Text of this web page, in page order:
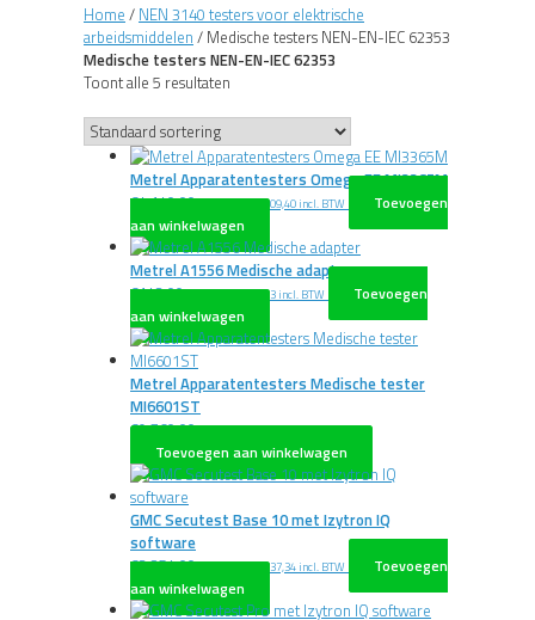
Home / NEN 3140 testers voor elektrische
arbeidsmiddelen / Medische testers NEN-EN-IEC 62353
Medische testers NEN-EN-IEC 62353
Toont alle 5 resultaten
Metrel Apparatentesters Omega EE MI3365M
€4.140,00 excl. BTW€5.009,40 incl. BTW
Toevoegen
aan winkelwagen
Metrel A1556 Medische adapter
€143,00 excl. BTW€173,03 incl. BTW
Toevoegen
aan winkelwagen
Metrel Apparatentesters Medische tester
MI6601ST
€9.760,00 excl. BTW€11.809,60incl. BTW
Toevoegen aan winkelwagen
GMC Secutest Base 10 met Izytron IQ
software
€3.254,00 excl. BTW€3.937,34 incl. BTW
Toevoegen
aan winkelwagen